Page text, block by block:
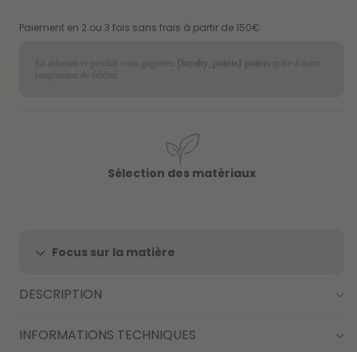
Paiement en 2 ou 3 fois sans frais à partir de 150€.
En achetant ce produit vous gagnerez {loyalty_points} points grâce à notre
programme de fidélité.
Sélection des matériaux
Focus sur la matière
DESCRIPTION
INFORMATIONS TECHNIQUES